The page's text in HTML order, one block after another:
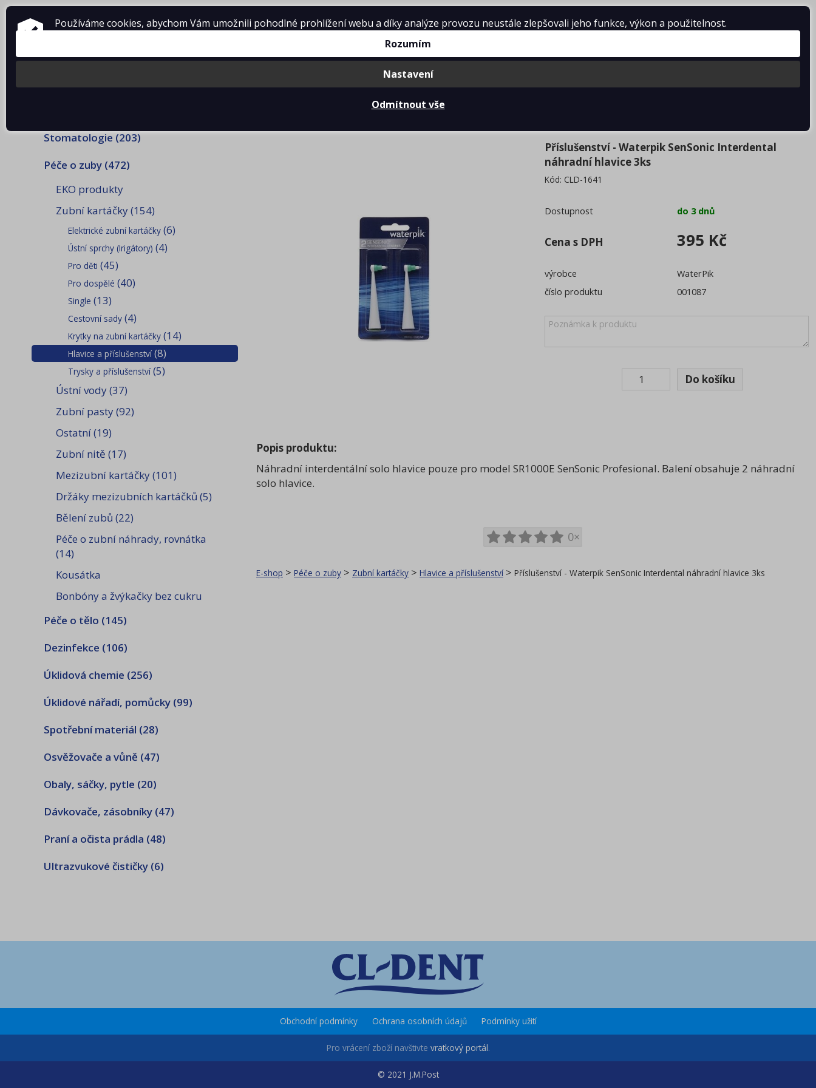
KONTAKTY DOPRAVNÉ PŘIHLÁŠENÍ 0 Kč
Stomatologie (203)
Péče o zuby (472)
EKO produkty
Zubní kartáčky(154)
Elektrické zubní kartáčky (6)
Ústní sprchy (Irigátory) (4)
Pro děti (45)
Pro dospělé (40)
Single (13)
Cestovní sady (4)
Krytky na zubní kartáčky (14)
Hlavice a příslušenství (8)
Trysky a příslušenství (5)
Ústní vody(37)
Zubní pasty(92)
Ostatní(19)
Zubní nitě (17)
Mezizubní kartáčky(101)
Držáky mezizubních kartáčků (5)
Bělení zubů (22)
Péče o zubní náhrady, rovnátka
(14)
Kousátka
Bonbóny a žvýkačky bez cukru
Péče o tělo (145)
Dezinfekce (106)
Úklidová chemie (256)
Úklidové nářadí, pomůcky (99)
Spotřební materiál (28)
Osvěžovače a vůně (47)
Obaly, sáčky, pytle (20)
Dávkovače, zásobníky (47)
Praní a očista prádla (48)
Ultrazvukové čističky (6)
Příslušenství - Waterpik SenSonic Interdental náhradní hlavice 3ks
>
Příslušenství - Waterpik SenSonic Interdental
náhradní hlavice 3ks
Kód: CLD-1641
Dostupnost do 3 dnů
Cena s DPH 395 Kč
výrobce
WaterPik
číslo produktu
001087
Popis produktu:
Náhradní interdentální solo hlavice pouze pro model SR1000E SenSonic Profesional. Balení obsahuje 2 náhradní
solo hlavice.
0×
E-shop > Péče o zuby > Zubní kartáčky > Hlavice a příslušenství > Příslušenství - Waterpik SenSonic Interdental náhradní hlavice 3ks
Obchodní podmínky Ochrana osobních údajů Podmínky užití
Používáme cookies, abychom Vám umožnili pohodlné prohlížení webu a díky analýze provozu neustále zlepšovali jeho funkce, výkon a použitelnost.
Rozumím
Nastavení
Odmítnout vše
Pro vrácení zboží navštivte vratkový portál.
© 2021 J.M.Post